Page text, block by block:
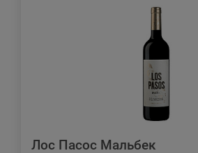
Лос Пасос Мальбек